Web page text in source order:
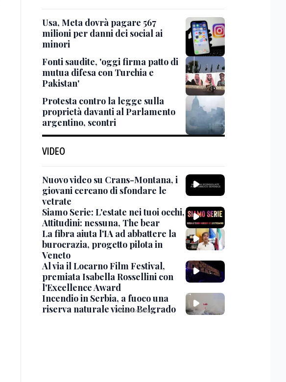
Usa, Meta dovrà pagare 567
milioni per danni dei social ai
minori
Fonti saudite, 'oggi firma patto di
mutua difesa con Turchia e
Pakistan'
Protesta contro la legge sulla
proprietà davanti al Parlamento
argentino, scontri
VIDEO
Nuovo video su Crans-Montana, i
giovani cercano di sfondare le
vetrate
Siamo Serie: L'estate nei tuoi occhi,
Attitudini: nessuna, The bear
La fibra aiuta l'IA ad abbattere la
burocrazia, progetto pilota in
Veneto
Al via il Locarno Film Festival,
premiata Isabella Rossellini con
l'Excellence Award
Incendio in Serbia, a fuoco una
riserva naturale vicino Belgrado